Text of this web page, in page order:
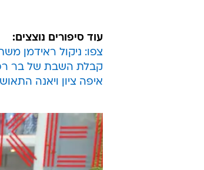
עוד סיפורים נוצצים:
צפו: ניקול ראידמן
קבלת השבת של בר
איפה ציון ויאנה